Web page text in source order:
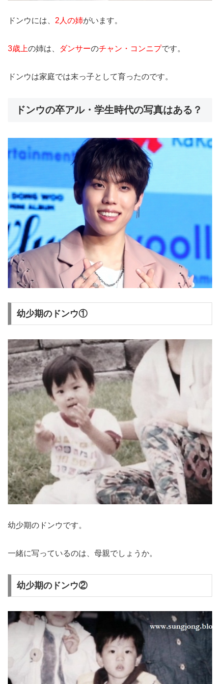
ドンウには、 2人の姉がいます。
3歳上の姉は、 ダンサーのチャン・コンニプです。
ドンウは家庭では末っ子として育ったのです。
ドンウの卒アル・学生時代の写真はある？
幼少期のドンウ①
幼少期のドンウです。
一緒に写っているのは、母親でしょうか。
幼少期のドンウ②